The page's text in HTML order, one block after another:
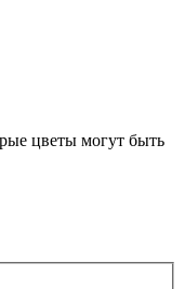
цветы могут быть